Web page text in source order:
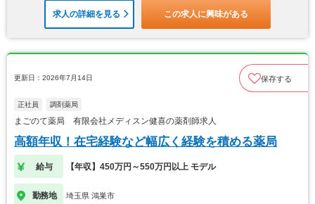
求人の詳細を見る この求人に興味がある
更新日：2026年7月14日 保存する
正社員 調剤薬局
まごのて薬局 有限会社メディスン健喜の薬剤師求人
高額年収！在宅経験など幅広く経験を積める薬局
給与 【年収】450万円～550万円以上 モデル
勤務地 埼玉県 鴻巣市